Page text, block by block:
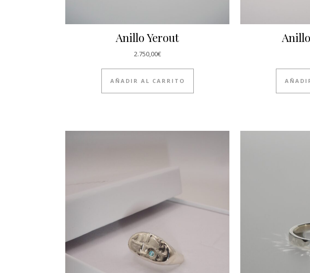
Anillo Yerout
2.750,00€
AÑADIR AL CARRITO